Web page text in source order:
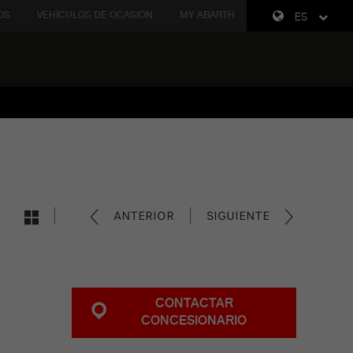
ES
VEHÍCULOS DE OCASIÓN MY ABARTH
ANTERIOR SIGUIENTE
CONTACTAR
CONCESIONARIO